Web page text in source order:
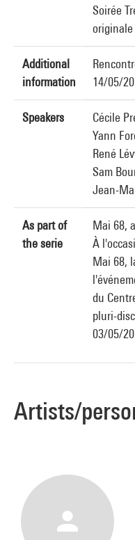
Soirée
originale
Additional
information
14/05/
Speakers
Cécile
Yann
René
Sam
Jean-
As part of
the serie
Mai 68,
À
Mai 68,
du
pluri-
03/05/
Artists/